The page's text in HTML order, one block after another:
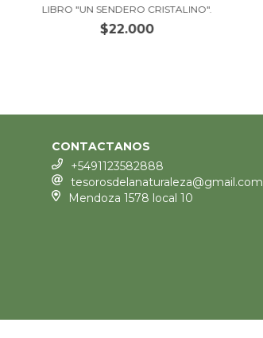
LIBRO "UN SENDERO CRISTALINO".
$22.000
CONTACTANOS
+5491123582888
tesorosdelanaturaleza@gmail.com
Mendoza 1578 local 10